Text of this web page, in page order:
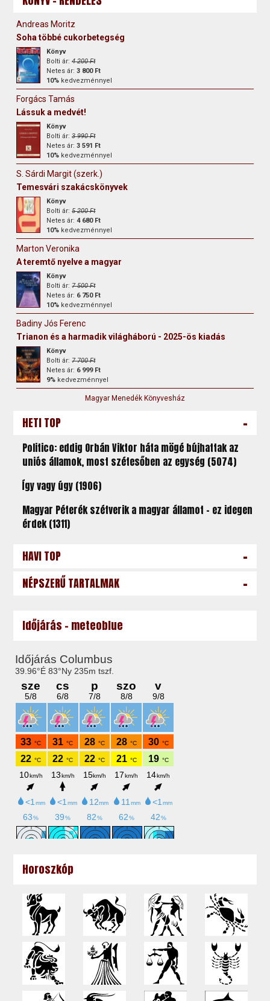
Andreas Moritz
Soha többé cukorbetegség
Könyv
Bolti ár:4 200 Ft
Netes ár:3 800 Ft
10% kedvezménnyel
Forgács Tamás
Lássuk a medvét!
Könyv
Bolti ár:3 990 Ft
Netes ár:3 591 Ft
10% kedvezménnyel
S. Sárdi Margit (szerk.)
Temesvári szakácskönyvek
Könyv
Bolti ár:5 200 Ft
Netes ár:4 680 Ft
10% kedvezménnyel
Marton Veronika
A teremtő nyelve a magyar
Könyv
Bolti ár:7 500 Ft
Netes ár: 6 750 Ft
10% kedvezménnyel
Badiny Jós Ferenc
Trianon és a harmadik világháború - 2025-ös kiadás
Könyv
Bolti ár:7 700 Ft
Netes ár: 6 999 Ft
9% kedvezménnyel
Magyar Menedék Könyvesház
HETI TOP -
Politico: eddig Orbán Viktor háta mögé bújhattak az
uniós államok, most szétesőben az egység (5074)
Így vagy úgy (1906)
Magyar Péterék szétverik a magyar államot – ez idegen
érdek (1311)
HAVI TOP -
NÉPSZERŰ TARTALMAK -
Időjárás - meteoblue
Horoszkóp